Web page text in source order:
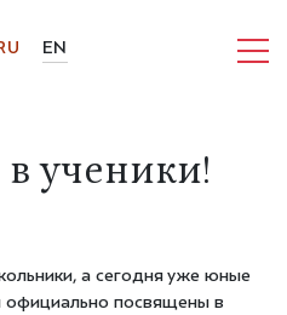
EN
ученики!
а сегодня уже юные
официально посвящены в